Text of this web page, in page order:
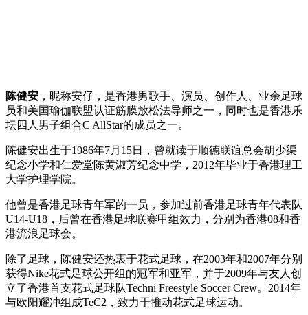
陈健安 ，昵称安仔，是香港男歌手、演员、创作人、业余足球
员和美国瑜伽联盟认证筋膜放松法导师之一，同时也是香港乐
坛四人男子组合C AllStar的成员之一。
陈健安出生于1986年7月15日，曾就读于顺德联谊总会胡少渠
纪念小学和仁爱堂陈黄淑芳纪念中学，2012年毕业于香港理工
大学护理学院。
他曾是香港足球青年军的一员，参加过前香港足球青年代表队
U14-U18，后曾在香港足球联赛甲组效力，分别为香港08和香
港流浪足球会。
除了足球，陈健安还热衷于花式足球，在2003年和2007年分别
获得Nike花式足球公开组的冠军和亚军，并于2009年与友人创
立了香港首支花式足球队Techni Freestyle Soccer Crew。2014年
与欧阳耀冲组成TeC2，致力于推动花式足球运动。